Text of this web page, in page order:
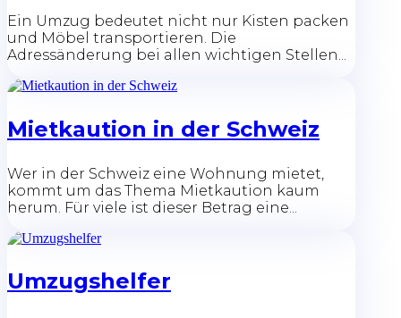
Ein Umzug bedeutet nicht nur Kisten packen
und Möbel transportieren. Die
Adressänderung bei allen wichtigen Stellen...
Mietkaution in der Schweiz
Wer in der Schweiz eine Wohnung mietet,
kommt um das Thema Mietkaution kaum
herum. Für viele ist dieser Betrag eine...
Umzugshelfer